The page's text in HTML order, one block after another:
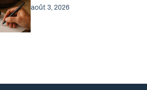
août 3, 2026